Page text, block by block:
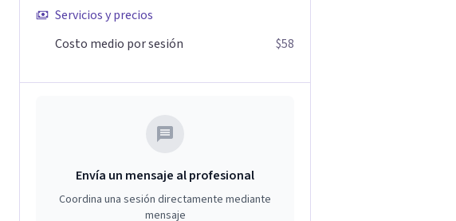
Servicios y precios
Costo medio por sesión
$58
Envía un mensaje al profesional
Coordina una sesión directamente mediante
mensaje